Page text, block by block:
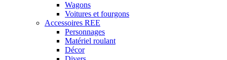
Wagons
Voitures et fourgons
Accessoires REE
Personnages
Matériel roulant
Décor